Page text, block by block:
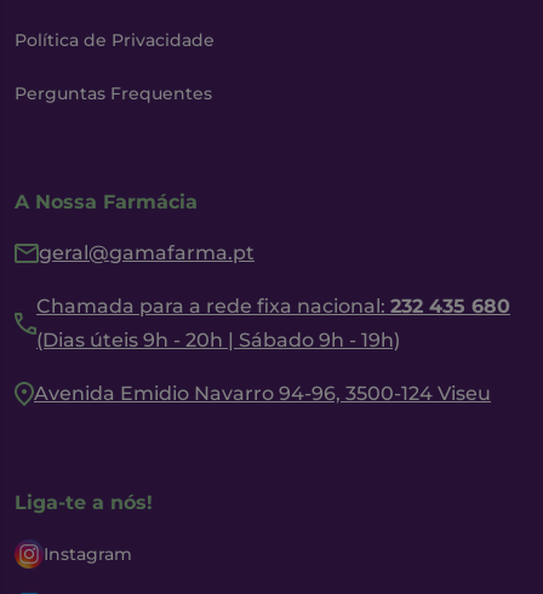
Política de Privacidade
Perguntas Frequentes
A Nossa Farmácia
geral@gamafarma.pt
Chamada para a rede fixa nacional: 232 435 680
(Dias úteis 9h - 20h | Sábado 9h - 19h)
Avenida Emidio Navarro 94-96, 3500-124 Viseu
Liga-te a nós!
Instagram